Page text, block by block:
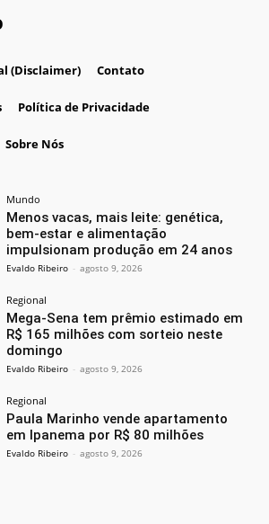
(Disclaimer) Contato
Política de Privacidade
Sobre Nós
Mundo
Menos vacas, mais leite: genética,
bem-estar e alimentação
impulsionam produção em 24 anos
Evaldo Ribeiro - agosto 9, 2026
Regional
Mega-Sena tem prêmio estimado em
R$ 165 milhões com sorteio neste
domingo
Evaldo Ribeiro - agosto 9, 2026
Regional
Paula Marinho vende apartamento
em Ipanema por R$ 80 milhões
Evaldo Ribeiro - agosto 9, 2026